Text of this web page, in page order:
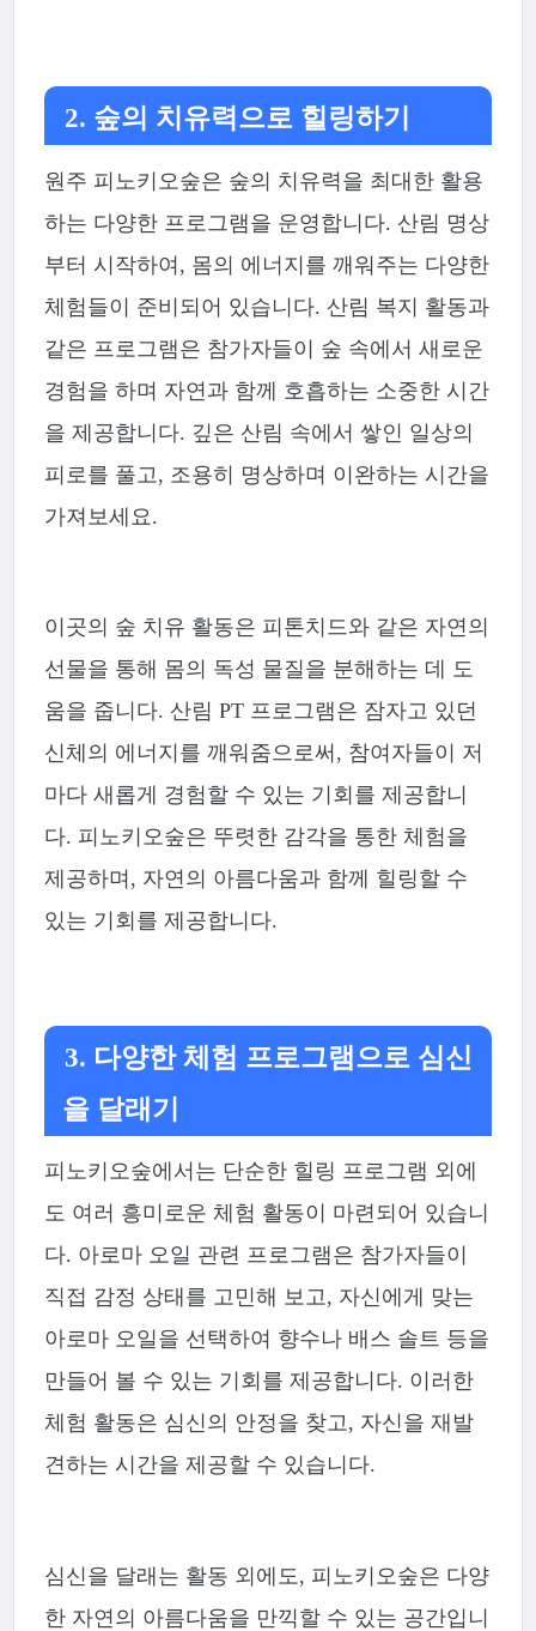
2. 숲의 치유력으로 힐링하기
원주 피노키오숲은 숲의 치유력을 최대한 활용
하는 다양한 프로그램을 운영합니다. 산림 명상
부터 시작하여, 몸의 에너지를 깨워주는 다양한
체험들이 준비되어 있습니다. 산림 복지 활동과
같은 프로그램은 참가자들이 숲 속에서 새로운
경험을 하며 자연과 함께 호흡하는 소중한 시간
을 제공합니다. 깊은 산림 속에서 쌓인 일상의
피로를 풀고, 조용히 명상하며 이완하는 시간을
가져보세요.
이곳의 숲 치유 활동은 피톤치드와 같은 자연의
선물을 통해 몸의 독성 물질을 분해하는 데 도
움을 줍니다. 산림 PT 프로그램은 잠자고 있던
신체의 에너지를 깨워줌으로써, 참여자들이 저
마다 새롭게 경험할 수 있는 기회를 제공합니
다. 피노키오숲은 뚜렷한 감각을 통한 체험을
제공하며, 자연의 아름다움과 함께 힐링할 수
있는 기회를 제공합니다.
3. 다양한 체험 프로그램으로 심신
을 달래기
피노키오숲에서는 단순한 힐링 프로그램 외에
도 여러 흥미로운 체험 활동이 마련되어 있습니
다. 아로마 오일 관련 프로그램은 참가자들이
직접 감정 상태를 고민해 보고, 자신에게 맞는
아로마 오일을 선택하여 향수나 배스 솔트 등을
만들어 볼 수 있는 기회를 제공합니다. 이러한
체험 활동은 심신의 안정을 찾고, 자신을 재발
견하는 시간을 제공할 수 있습니다.
심신을 달래는 활동 외에도, 피노키오숲은 다양
한 자연의 아름다움을 만끽할 수 있는 공간입니